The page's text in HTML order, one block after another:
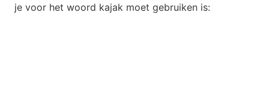
je voor het woord kajak moet gebruiken is: